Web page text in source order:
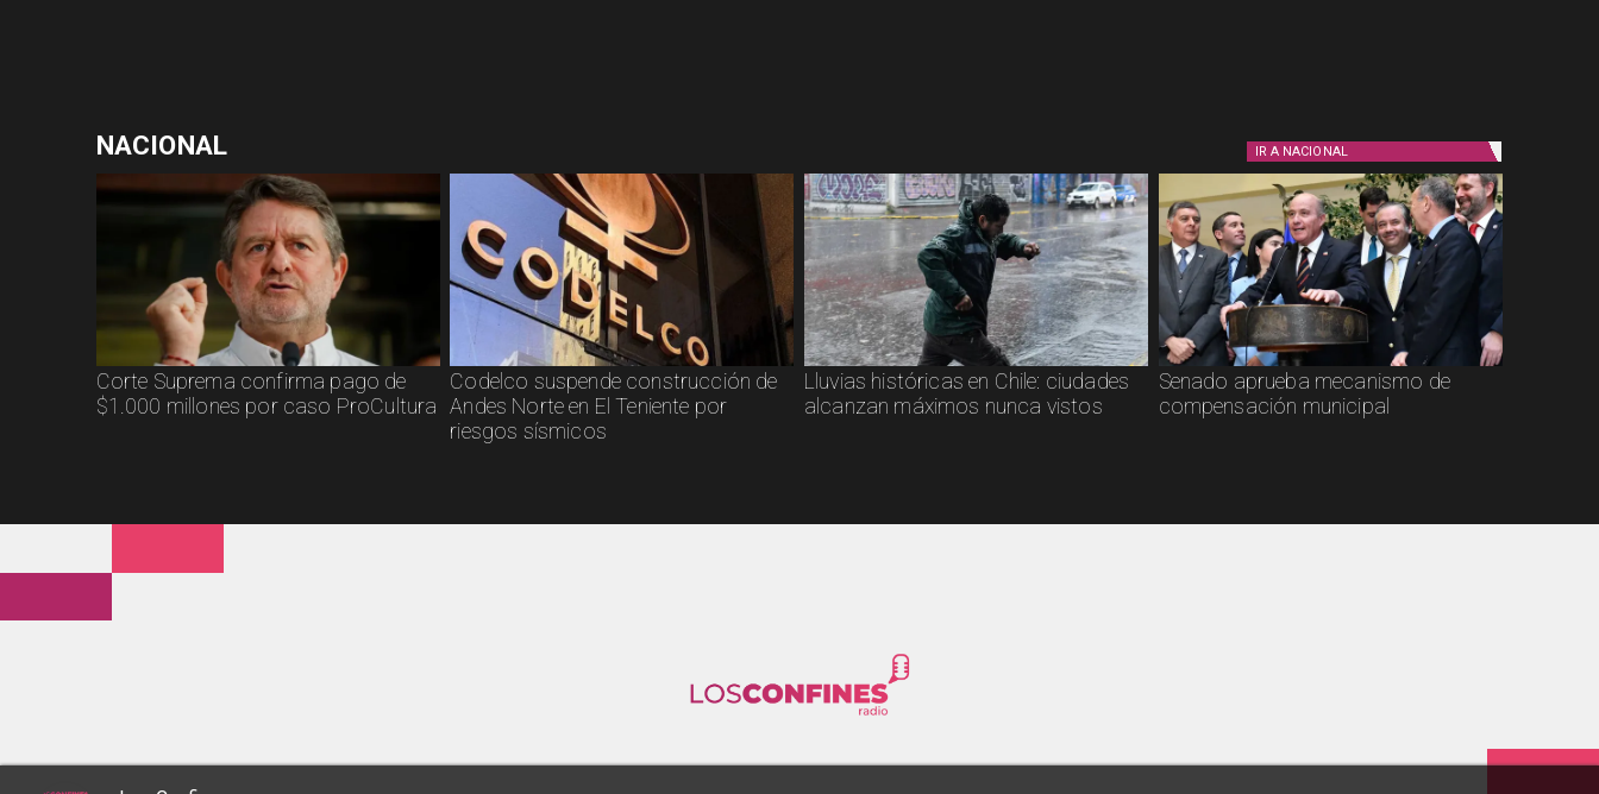
NACIONAL IR A NACIONAL
Corte Suprema confirma pago de
$1.000 millones por caso ProCultura
Codelco suspende construcción de
Andes Norte en El Teniente por
riesgos sísmicos
Lluvias históricas en Chile: ciudades
alcanzan máximos nunca vistos
Senado aprueba mecanismo de
compensación municipal